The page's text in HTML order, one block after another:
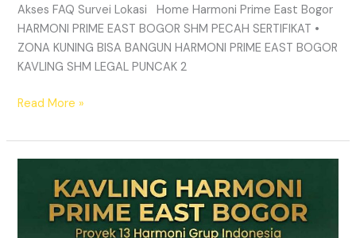
Akses FAQ Survei Lokasi Home Harmoni Prime East Bogor
HARMONI PRIME EAST BOGOR SHM PECAH SERTIFIKAT •
ZONA KUNING BISA BANGUN HARMONI PRIME EAST BOGOR
KAVLING SHM LEGAL PUNCAK 2
Read More »
MURAH
Puncak